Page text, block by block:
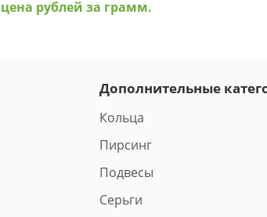
цена рублей за грамм.
Дополнительные
Кольца
Пирсинг
Подвесы
Серьги